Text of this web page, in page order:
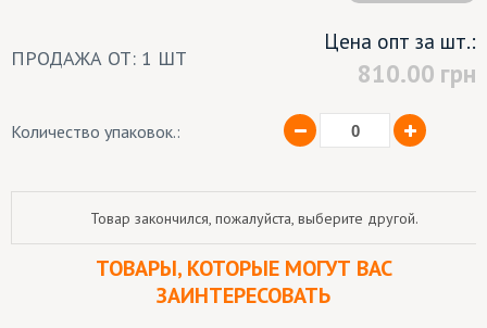
ПРОДАЖА ОТ: 1 ШТ
Цена опт за шт.:
810.00 грн
Количество упаковок.:
Товар закончился, пожалуйста, выберите другой.
ТОВАРЫ, КОТОРЫЕ МОГУТ ВАС
ЗАИНТЕРЕСОВАТЬ